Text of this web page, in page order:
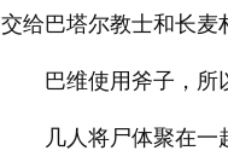
交给巴塔尔教士和长麦
巴维使用斧子，所
几人将尸体聚在一